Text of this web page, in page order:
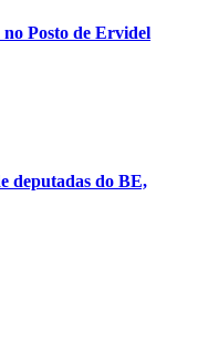
Posto de Ervidel
deputadas do BE,